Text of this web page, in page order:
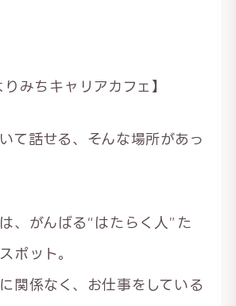
りみちキャリアカフェ】
て話せる、そんな場所があっ
、がんばる“はたらく人”た
ポット。
関係なく、お仕事をしている